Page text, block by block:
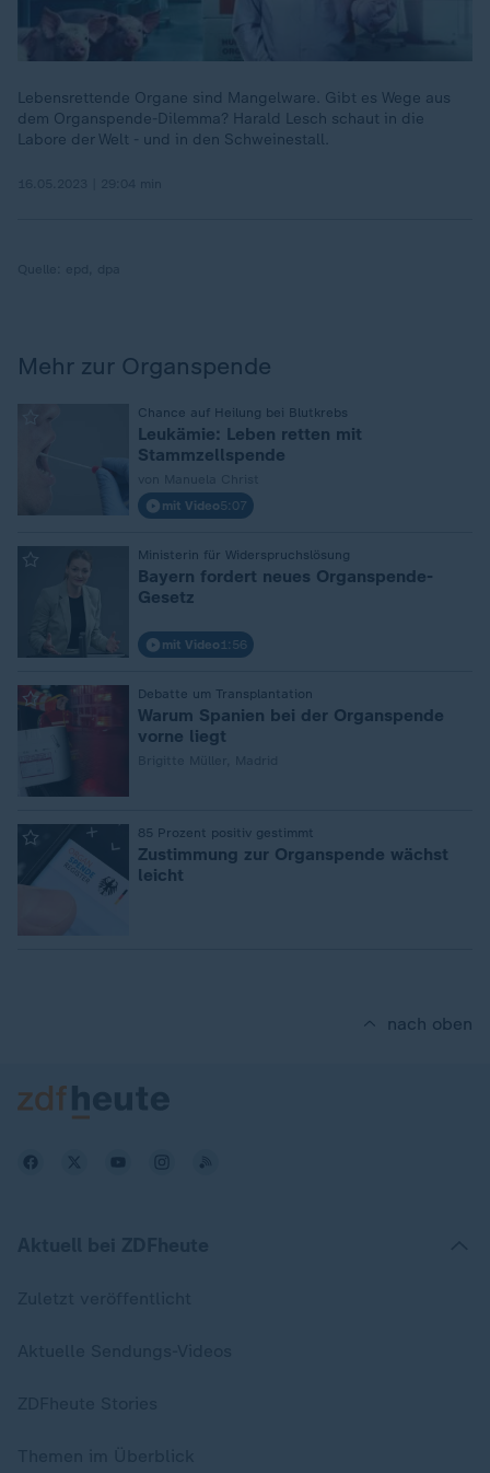
Lebensrettende Organe sind Mangelware. Gibt es Wege aus
dem Organspende-Dilemma? Harald Lesch schaut in die
Labore der Welt - und in den Schweinestall.
Mehr zur Organspende
Chance auf Heilung bei Blutkrebs
Leukämie: Leben retten mit
Stammzellspende
mit Video5:07
Ministerin für Widerspruchslösung
Bayern fordert neues Organspende-
Gesetz
mit Video 1:56
Debatte um Transplantation
Warum Spanien bei der Organspende
vorne liegt
85 Prozent positiv gestimmt
Zustimmung zur Organspende wächst
leicht
nach oben